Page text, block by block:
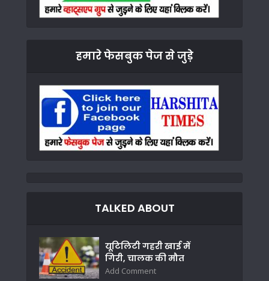
हमारे फेसबुक पेज से जुड़े
TALKED ABOUT
यूटिलिटी गहरी खाई में
गिरी, चालक की मौत
Add Comment